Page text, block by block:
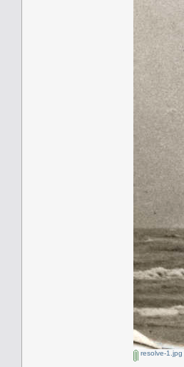
resolve-1.jpg